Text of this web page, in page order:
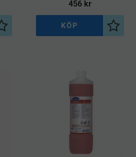
Lägg till i önskelista
456 kr
Lägg
KÖP